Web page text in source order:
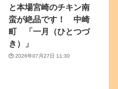
と本場宮崎のチキン南
蛮が絶品です！ 中崎
町 「一月（ひとつづ
き）」
2026年07月27日 11:30